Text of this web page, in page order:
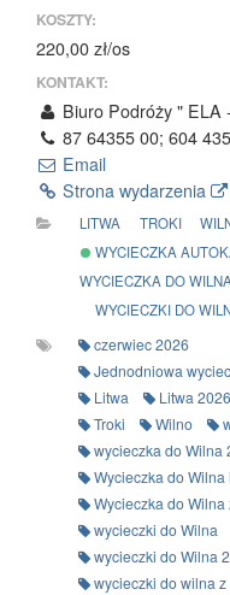
KOSZTY:
220,00 zł/os
KONTAKT:
Biuro Podróży " ELA
87 64355 00; 604
Email
Strona wydarzenia
LITWA TROKI
WYCIECZKA
WYCIECZKA DO
WYCIECZKI DO
czerwiec 2026
Jednodniowa
Litwa
Litwa 2026
Troki
Wilno
wycieczka do Wilna
Wycieczka do Wilna
Wycieczka do Wilna
wycieczki do Wilna
wycieczki do Wilna
wycieczki do wilna